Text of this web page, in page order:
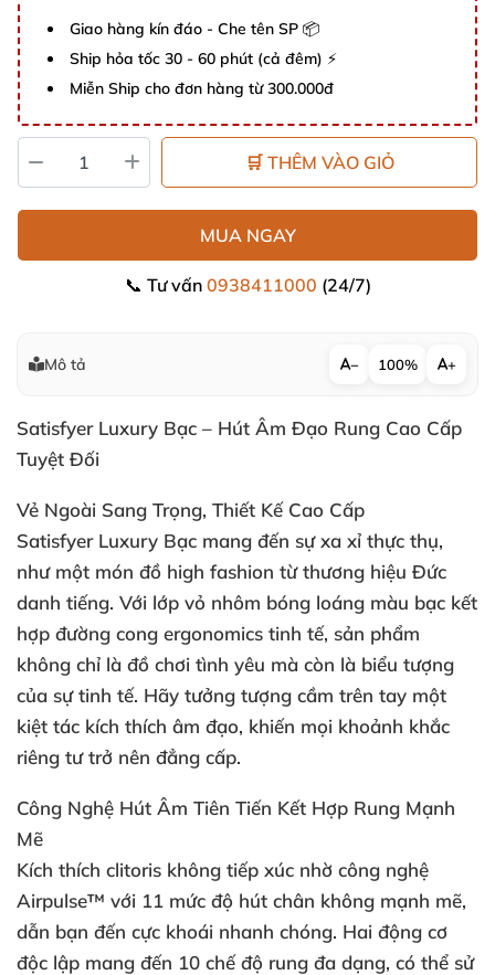
Giao hàng kín đáo - Che tên SP 📦
Ship hỏa tốc 30 - 60 phút (cả đêm) ⚡
Miễn Ship cho đơn hàng từ 300.000đ
🛒 THÊM VÀO GIỎ
MUA NGAY
📞 Tư vấn 0938411000 (24/7)
Mô tả − 100% +
Satisfyer Luxury Bạc – Hút Âm Đạo Rung Cao Cấp
Tuyệt Đối
Vẻ Ngoài Sang Trọng, Thiết Kế Cao Cấp
Satisfyer Luxury Bạc mang đến sự xa xỉ thực thụ,
như một món đồ high fashion từ thương hiệu Đức
danh tiếng. Với lớp vỏ nhôm bóng loáng màu bạc kết
hợp đường cong ergonomics tinh tế, sản phẩm
không chỉ là đồ chơi tình yêu mà còn là biểu tượng
của sự tinh tế. Hãy tưởng tượng cầm trên tay một
kiệt tác kích thích âm đạo, khiến mọi khoảnh khắc
riêng tư trở nên đẳng cấp.
Công Nghệ Hút Âm Tiên Tiến Kết Hợp Rung Mạnh
Mẽ
Kích thích clitoris không tiếp xúc nhờ công nghệ
Airpulse™ với 11 mức độ hút chân không mạnh mẽ,
dẫn bạn đến cực khoái nhanh chóng. Hai động cơ
độc lập mang đến 10 chế độ rung đa dạng, có thể sử